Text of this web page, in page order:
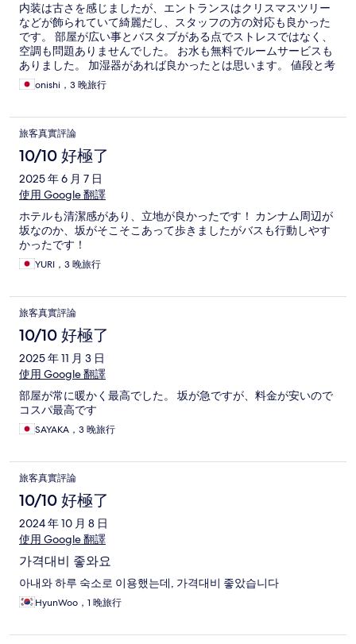
内装は古さを感じましたが、エントランスはクリスマスツリー
などが飾られていて綺麗だし、スタッフの方の対応も良かった
です。 部屋が広い事とバスタブがある点でストレスではなく、
空調も問題ありませんでした。 お水も無料でルームサービスも
ありました。 加湿器があれば良かったとは思います。 値段と考
えればとてもお得でよかったです。
onishi，3 晚旅行
旅客真實評論
10/10 好極了
2025 年 6 月 7 日
使用 Google 翻譯
ホテルも清潔感があり、立地が良かったです！ カンナム周辺が
坂なのか、坂がそこそこあって歩きましたがバスも行動しやす
かったです！
YURI，3 晚旅行
旅客真實評論
10/10 好極了
2025 年 11 月 3 日
使用 Google 翻譯
部屋が常に暖かく最高でした。 坂が急ですが、料金が安いので
コスパ最高です
SAYAKA，3 晚旅行
旅客真實評論
10/10 好極了
2024 年 10 月 8 日
使用 Google 翻譯
가격대비 좋와요
아내와 하루 숙소로 이용했는데, 가격대비 좋았습니다
HyunWoo，1 晚旅行